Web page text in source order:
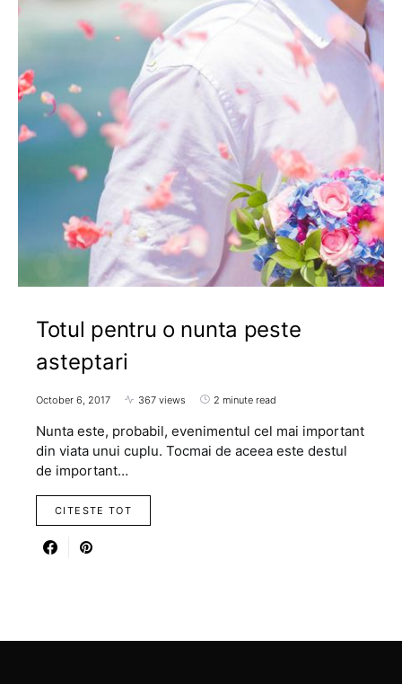
Totul pentru o nunta peste
asteptari
October 6, 2017 367 views 2 minute read
Nunta este, probabil, evenimentul cel mai important
din viata unui cuplu. Tocmai de aceea este destul
de important…
CITESTE TOT